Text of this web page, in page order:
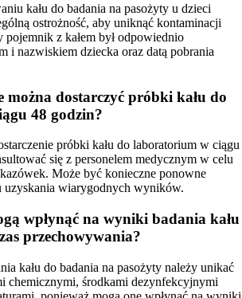
kału do badania na pasożyty u dzieci
ostrożność, aby uniknąć kontaminacji
pojemnik z kałem był odpowiednio
i nazwiskiem dziecka oraz datą pobrania
można dostarczyć próbki kału do
48 godzin?
próbki kału do laboratorium w ciągu
się z personelem medycznym w celu
Może być konieczne ponowne
uzyskania wiarygodnych wyników.
wpłynąć na wyniki badania kału
przechowywania?
kału do badania na pasożyty należy unikać
chemicznymi, środkami dezynfekcyjnymi